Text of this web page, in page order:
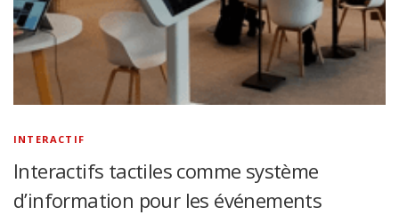
INTERACTIF
Interactifs tactiles comme système
d’information pour les événements